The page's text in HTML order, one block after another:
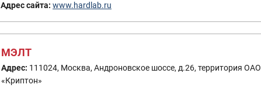
Адрес сайта: www.hardlab.ru
МЭЛТ
Адрес: 111024, Москва, Андроновское шоссе, д.26, территория ОАО
«Криптон»